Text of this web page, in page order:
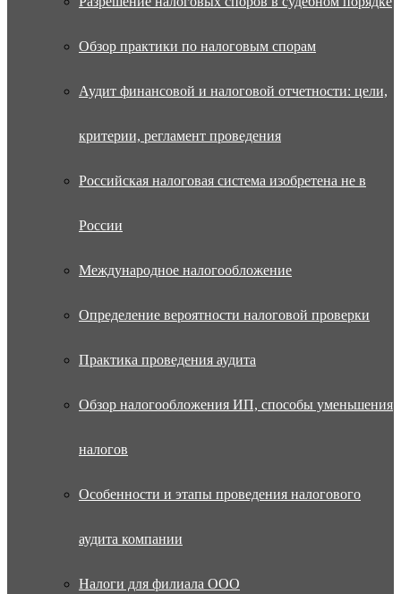
Обзор практики по налоговым спорам
Аудит финансовой и налоговой отчетности: цели,
критерии, регламент проведения
Российская налоговая система изобретена не в
России
Международное налогообложение
Определение вероятности налоговой проверки
Практика проведения аудита
Обзор налогообложения ИП, способы уменьшения
налогов
Особенности и этапы проведения налогового
аудита компании
Налоги для филиала ООО